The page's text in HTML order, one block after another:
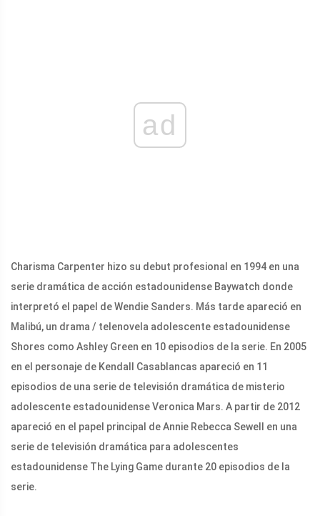
ad
Charisma Carpenter hizo su debut profesional en 1994 en una
serie dramática de acción estadounidense Baywatch donde
interpretó el papel de Wendie Sanders. Más tarde apareció en
Malibú, un drama / telenovela adolescente estadounidense
Shores como Ashley Green en 10 episodios de la serie. En 2005
en el personaje de Kendall Casablancas apareció en 11
episodios de una serie de televisión dramática de misterio
adolescente estadounidense Veronica Mars. A partir de 2012
apareció en el papel principal de Annie Rebecca Sewell en una
serie de televisión dramática para adolescentes
estadounidense The Lying Game durante 20 episodios de la
serie.